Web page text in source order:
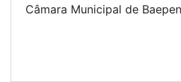
Câmara Municipal